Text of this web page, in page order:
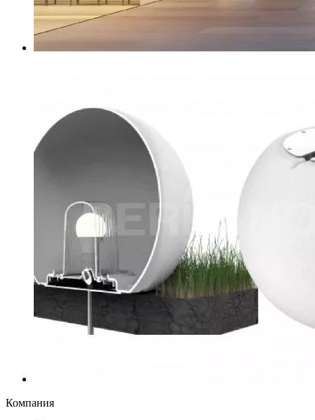
Компания